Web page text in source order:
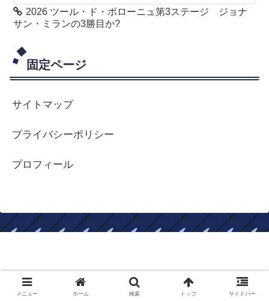
2026 ツール・ド・ポローニュ第3ステージ ジョナ
サン・ミランの3勝目か?
固定ページ
サイトマップ
プライバシーポリシー
プロフィール
Copyright © 2017-2026 ロードバイクはやめられない All Rights
Reserved.
メニュー ホーム 検索 トップ サイドバー